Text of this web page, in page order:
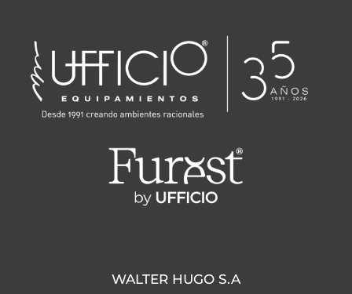
WALTER HUGO S.A